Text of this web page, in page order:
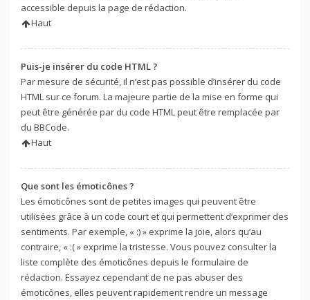
accessible depuis la page de rédaction.
Haut
Puis-je insérer du code HTML ?
Par mesure de sécurité, il n’est pas possible d’insérer du code
HTML sur ce forum. La majeure partie de la mise en forme qui
peut être générée par du code HTML peut être remplacée par
du BBCode.
Haut
Que sont les émoticônes ?
Les émoticônes sont de petites images qui peuvent être
utilisées grâce à un code court et qui permettent d’exprimer des
sentiments. Par exemple, « :) » exprime la joie, alors qu’au
contraire, « :( » exprime la tristesse. Vous pouvez consulter la
liste complète des émoticônes depuis le formulaire de
rédaction. Essayez cependant de ne pas abuser des
émoticônes, elles peuvent rapidement rendre un message